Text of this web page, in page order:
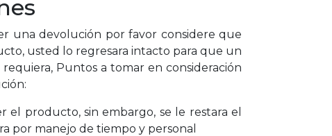
una devolución por favor considere que
usted lo regresara intacto para que un
Puntos a tomar en consideración
el producto, sin embargo, se le restara el
por manejo de tiempo y personal